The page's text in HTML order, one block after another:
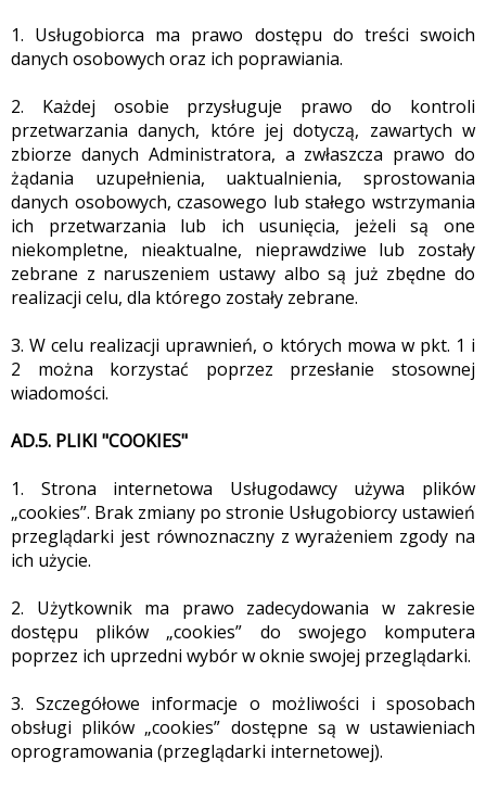
1. Usługobiorca ma prawo dostępu do treści swoich
danych osobowych oraz ich poprawiania.
2. Każdej osobie przysługuje prawo do kontroli
przetwarzania danych, które jej dotyczą, zawartych w
zbiorze danych Administratora, a zwłaszcza prawo do
żądania uzupełnienia, uaktualnienia, sprostowania
danych osobowych, czasowego lub stałego wstrzymania
ich przetwarzania lub ich usunięcia, jeżeli są one
niekompletne, nieaktualne, nieprawdziwe lub zostały
zebrane z naruszeniem ustawy albo są już zbędne do
realizacji celu, dla którego zostały zebrane.
3. W celu realizacji uprawnień, o których mowa w pkt. 1 i
2 można korzystać poprzez przesłanie stosownej
wiadomości.
AD.5. PLIKI "COOKIES"
1. Strona internetowa Usługodawcy używa plików
„cookies”. Brak zmiany po stronie Usługobiorcy ustawień
przeglądarki jest równoznaczny z wyrażeniem zgody na
ich użycie.
2. Użytkownik ma prawo zadecydowania w zakresie
dostępu plików „cookies” do swojego komputera
poprzez ich uprzedni wybór w oknie swojej przeglądarki.
3. Szczegółowe informacje o możliwości i sposobach
obsługi plików „cookies” dostępne są w ustawieniach
oprogramowania (przeglądarki internetowej).